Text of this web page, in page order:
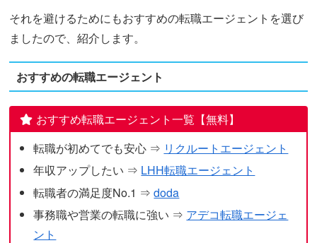
それを避けるためにもおすすめの転職エージェントを選び
ましたので、紹介します。
おすすめの転職エージェント
おすすめ転職エージェント一覧【無料】
転職が初めてでも安心 ⇒ リクルートエージェント
年収アップしたい ⇒ LHH転職エージェント
転職者の満足度No.1 ⇒doda
事務職や営業の転職に強い ⇒ アデコ転職エージェ
ント